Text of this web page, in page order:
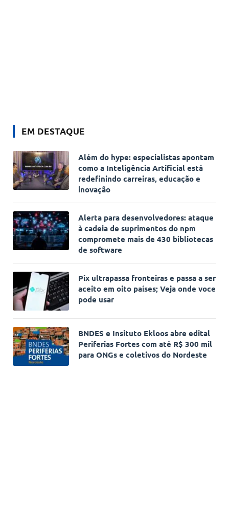
EM DESTAQUE
Além do hype: especialistas apontam
como a Inteligência Artificial está
redefinindo carreiras, educação e
inovação
Alerta para desenvolvedores: ataque
à cadeia de suprimentos do npm
compromete mais de 430 bibliotecas
de software
Pix ultrapassa fronteiras e passa a ser
aceito em oito países; Veja onde voce
pode usar
BNDES e Insituto Ekloos abre edital
Periferias Fortes com até R$ 300 mil
para ONGs e coletivos do Nordeste